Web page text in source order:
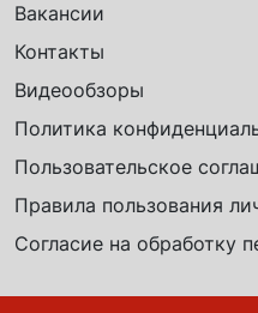
Вакансии
Контакты
Видеообзоры
Политика
Пользовательское
Правила пользования
Согласие на обработку